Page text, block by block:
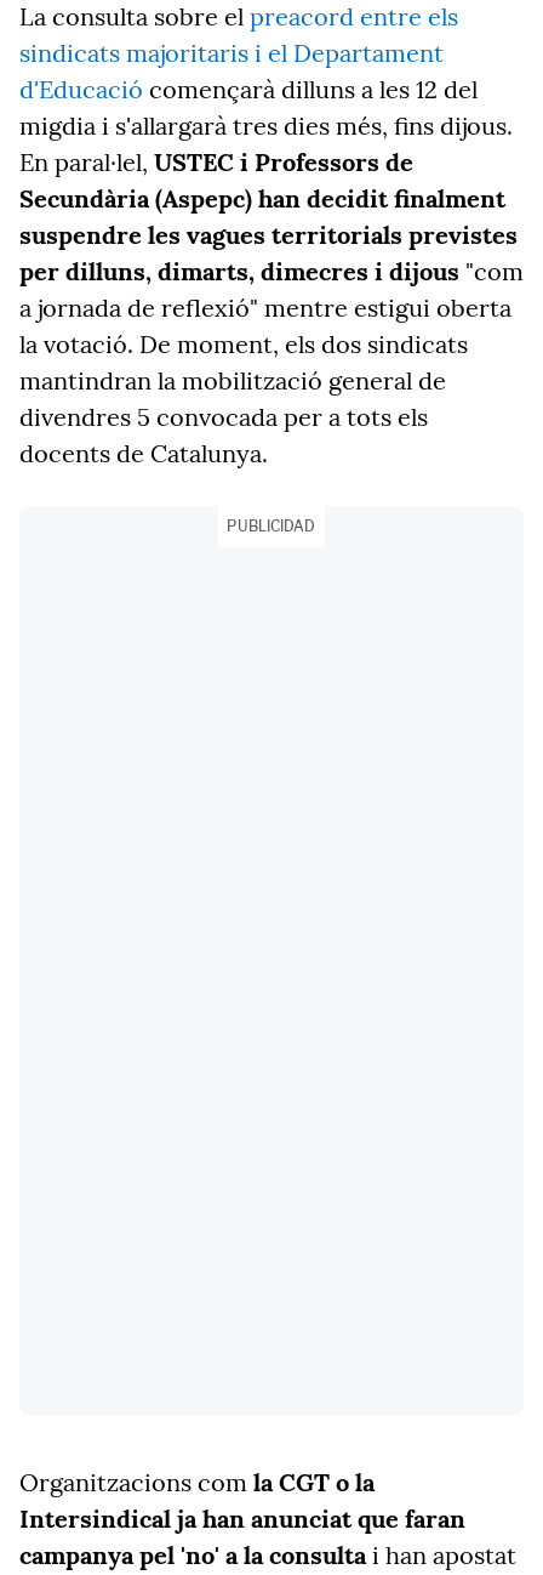
La consulta sobre el preacord entre els
sindicats majoritaris i el Departament
d'Educació començarà dilluns a les 12 del
migdia i s'allargarà tres dies més, fins dijous.
En paral·lel, USTEC i Professors de
Secundària (Aspepc) han decidit finalment
suspendre les vagues territorials previstes
per dilluns, dimarts, dimecres i dijous "com
a jornada de reflexió" mentre estigui oberta
la votació. De moment, els dos sindicats
mantindran la mobilització general de
divendres 5 convocada per a tots els
docents de Catalunya.
PUBLICIDAD
Organitzacions com la CGT o la
Intersindical ja han anunciat que faran
campanya pel 'no' a la consultai han apostat